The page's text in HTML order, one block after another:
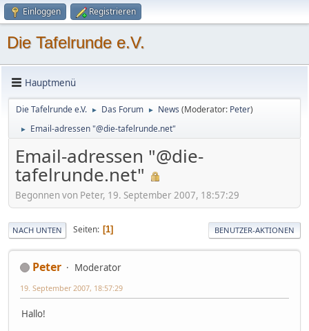
Einloggen Registrieren
Die Tafelrunde e.V.
Hauptmenü
Die Tafelrunde e.V. ► Das Forum ► News (Moderator: Peter)
► Email-adressen "@die-tafelrunde.net"
Email-adressen "@die-
tafelrunde.net"
Begonnen von Peter, 19. September 2007, 18:57:29
NACH UNTEN Seiten 1 BENUTZER-AKTIONEN
Peter Moderator
19. September 2007, 18:57:29
Hallo!